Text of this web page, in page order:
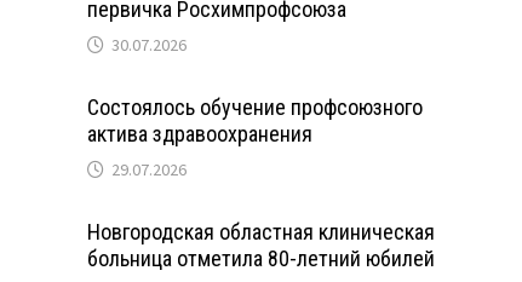
первичка Росхимпрофсоюза
30.07.2026
Состоялось обучение профсоюзного
актива здравоохранения
29.07.2026
Новгородская областная клиническая
больница отметила 80-летний юбилей